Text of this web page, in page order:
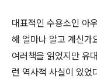
대표적인 수용소인 아
해 얼마나 알고 계신가
여러책을 읽었지만 유
런 역사적 사실이 있었